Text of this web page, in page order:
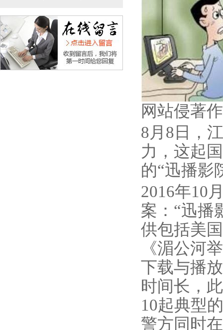
网站侵著
8月8日，
力，这起
的“迅播影
2016年10
案：“迅播
供包括美
《湄公河
下载与播
时间长，
10起典型
警方同时